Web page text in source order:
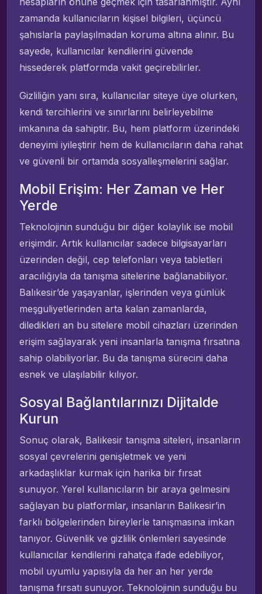
zamanda kullanıcıların kişisel bilgileri, üçüncü
şahıslarla paylaşılmadan koruma altına alınır. Bu
sayede, kullanıcılar kendilerini güvende
hissederek platformda vakit geçirebilirler.
Gizliliğin yanı sıra, kullanıcılar siteye üye olurken,
kendi tercihlerini ve sınırlarını belirleyebilme
imkanına da sahiptir. Bu, hem platform üzerindeki
deneyimi iyileştirir hem de kullanıcıların daha rahat
ve güvenli bir ortamda sosyalleşmelerini sağlar.
Mobil Erişim: Her Zaman ve Her
Yerde
Teknolojinin sunduğu bir diğer kolaylık ise mobil
erişimdir. Artık kullanıcılar sadece bilgisayarları
üzerinden değil, cep telefonları veya tabletleri
aracılığıyla da tanışma sitelerine bağlanabiliyor.
Balıkesir’de yaşayanlar, işlerinden veya günlük
meşguliyetlerinden arta kalan zamanlarda,
diledikleri an bu sitelere mobil cihazları üzerinden
erişim sağlayarak yeni insanlarla tanışma fırsatına
sahip olabiliyorlar. Bu da tanışma sürecini daha
esnek ve ulaşılabilir kılıyor.
Sosyal Bağlantılarınızı Dijitalde
Kurun
Sonuç olarak, Balıkesir tanışma siteleri, insanların
sosyal çevrelerini genişletmek ve yeni
arkadaşlıklar kurmak için harika bir fırsat
sunuyor. Yerel kullanıcıların bir araya gelmesini
sağlayan bu platformlar, insanların Balıkesir’in
farklı bölgelerinden bireylerle tanışmasına imkan
tanıyor. Güvenlik ve gizlilik önlemleri sayesinde
kullanıcılar kendilerini rahatça ifade edebiliyor,
mobil uyumlu yapısıyla da her an her yerde
tanışma fırsatı sunuyor. Teknolojinin sunduğu bu